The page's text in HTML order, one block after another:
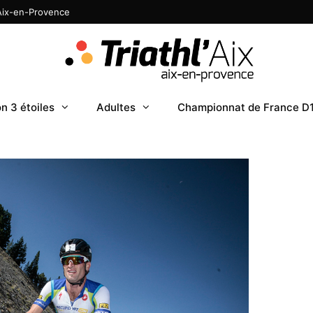
en-Provence
3 étoiles Adultes Championnat de France D1